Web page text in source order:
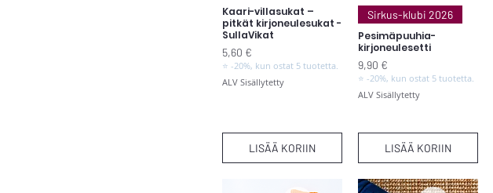
Pikakatselu
Kaari-villasukat –
pitkät kirjoneulesukat -
SullaVikat
Hinta
5,60 €
⭐ -20%, kun ostat 5 tuotetta.
ALV Sisällytetty
LISÄÄ KORIIN
Pikakatselu
Sirkus-klubi 2026
Pesimäpuuhia-
kirjoneulesetti
Hinta
9,90 €
⭐ -20%, kun ostat 5 tuotetta.
ALV Sisällytetty
LISÄÄ KORIIN